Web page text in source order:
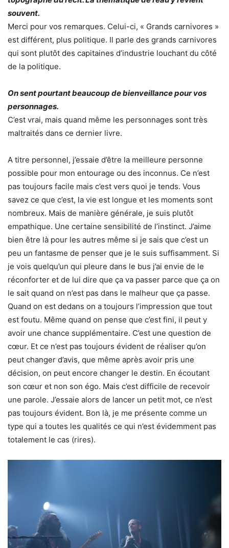
souvent.
Merci pour vos remarques. Celui-ci, « Grands carnivores »
est différent, plus politique. Il parle des grands carnivores
qui sont plutôt des capitaines d’industrie louchant du côté
de la politique.
On sent pourtant beaucoup de bienveillance pour vos
personnages.
C’est vrai, mais quand même les personnages sont très
maltraités dans ce dernier livre.
A titre personnel, j’essaie d’être la meilleure personne
possible pour mon entourage ou des inconnus. Ce n’est
pas toujours facile mais c’est vers quoi je tends. Vous
savez ce que c’est, la vie est longue et les moments sont
nombreux. Mais de manière générale, je suis plutôt
empathique. Une certaine sensibilité de l’instinct. J’aime
bien être là pour les autres même si je sais que c’est un
peu un fantasme de penser que je le suis suffisamment. Si
je vois quelqu’un qui pleure dans le bus j’ai envie de le
réconforter et de lui dire que ça va passer parce que ça on
le sait quand on n’est pas dans le malheur que ça passe.
Quand on est dedans on a toujours l’impression que tout
est foutu. Même quand on pense que c’est fini, il peut y
avoir une chance supplémentaire. C’est une question de
cœur. Et ce n’est pas toujours évident de réaliser qu’on
peut changer d’avis, que même après avoir pris une
décision, on peut encore changer le destin. En écoutant
son cœur et non son égo. Mais c’est difficile de recevoir
une parole. J’essaie alors de lancer un petit mot, ce n’est
pas toujours évident. Bon là, je me présente comme un
type qui a toutes les qualités ce qui n’est évidemment pas
totalement le cas (rires).